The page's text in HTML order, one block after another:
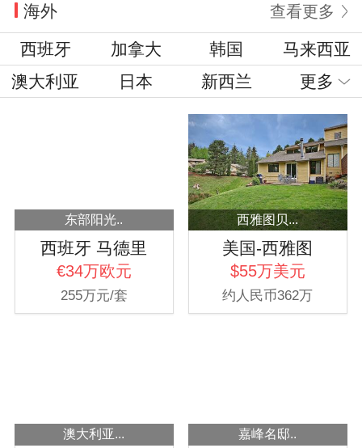
海外 查看更多
西班牙 加拿大 韩国
马来西亚
澳大利亚
日本 新西兰 更多
东部阳光..
西班牙 马德里
€34万欧元
255万元/套
西雅图贝...
美国-西雅图
$55万美元
约人民币362万
澳大利亚... 嘉峰名邸..